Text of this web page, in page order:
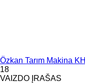
Özkan Tarım Makina
18
VAIZDO ĮRAŠAS